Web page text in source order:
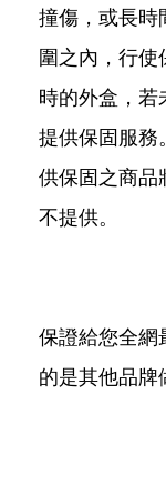
撞傷，或長時
圍之內，行使
時的外盒，若
提供保固服務
供保固之商品
不提供。
保證給您全網
的是其他品牌